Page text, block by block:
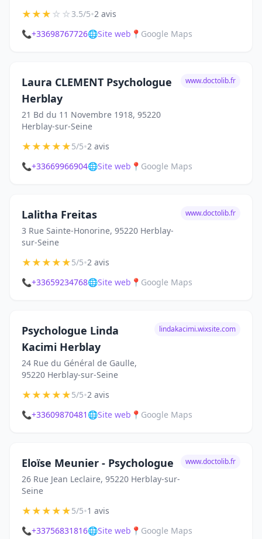
★★★☆☆3.5/5•2 avis
📞+33698767726🌐Site web 📍 Google Maps
Laura CLEMENT Psychologue
Herblay
21 Bd du 11 Novembre 1918, 95220
Herblay-sur-Seine
www.doctolib.fr
★★★★★5/5•2 avis
📞+33669966904🌐Site web 📍 Google Maps
Lalitha Freitas
3 Rue Sainte-Honorine, 95220 Herblay-
sur-Seine
www.doctolib.fr
★★★★★5/5•2 avis
📞+33659234768🌐Site web 📍 Google Maps
Psychologue Linda
Kacimi Herblay
24 Rue du Général de Gaulle,
95220 Herblay-sur-Seine
lindakacimi.wixsite.com
★★★★★5/5•2 avis
📞+33609870481 🌐Site web 📍 Google Maps
Eloïse Meunier - Psychologue
26 Rue Jean Leclaire, 95220 Herblay-sur-
Seine
www.doctolib.fr
★★★★★5/5•1 avis
📞+33756831816🌐Site web 📍 Google Maps